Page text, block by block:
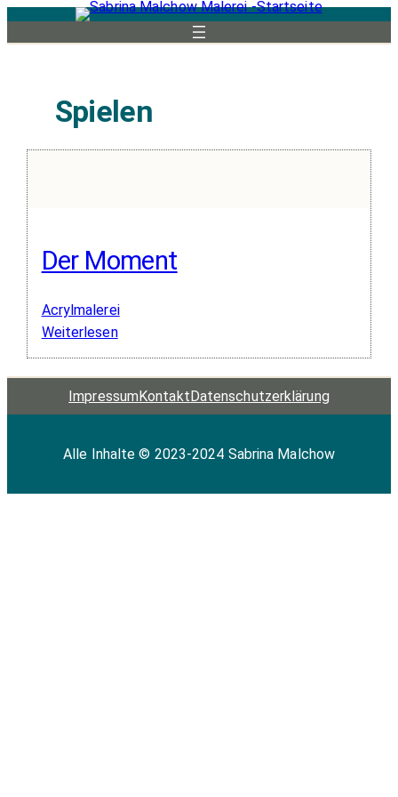
Zum
Inhalt
Spielen
Der Moment
Acrylmalerei
Weiterlesen:
Moment
ImpressumKontaktDatenschutz­erklärung
Alle Inhalte © 2023-2024 Sabrina Malchow